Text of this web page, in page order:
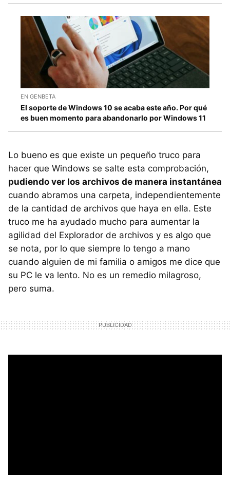
EN GENBETA
El soporte de Windows 10 se acaba este año. Por qué
es buen momento para abandonarlo por Windows 11
Lo bueno es que existe un pequeño truco para
hacer que Windows se salte esta comprobación,
pudiendo ver los archivos de manera instantánea
cuando abramos una carpeta, independientemente
de la cantidad de archivos que haya en ella. Este
truco me ha ayudado mucho para aumentar la
agilidad del Explorador de archivos y es algo que
se nota, por lo que siempre lo tengo a mano
cuando alguien de mi familia o amigos me dice que
su PC le va lento. No es un remedio milagroso,
pero suma.